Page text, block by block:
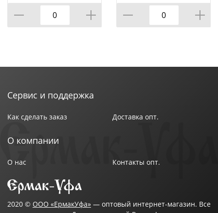
ПОДСТАВКЕ 8 ПР.,
КОР=6НАБОР.
Сервис и поддержка
Как сделать заказ Доставка опт.
О компании
О нас Контакты опт.
2020 © ООО «ЕрмакУфа» — оптовый интернет-магазин. Все